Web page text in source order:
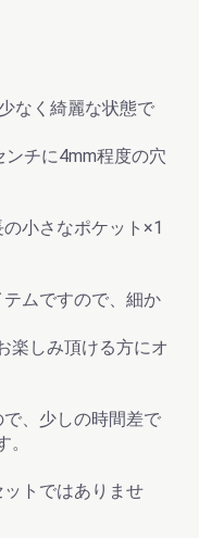
なく綺麗な状態で
4mm程度の穴
小さなポケット×1
ムですので、細か
楽しみ頂ける方にオ
、少しの時間差で
トではありませ